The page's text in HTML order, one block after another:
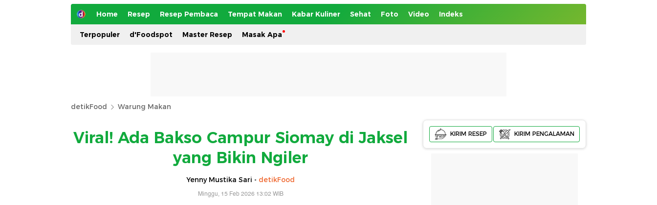
Home Resep Resep Pembaca Tempat Makan Kabar Kuliner Sehat Foto Video Indeks
Terpopuler d'Foodspot Master Resep Masak Apa
detikFood Warung Makan
Viral! Ada Bakso Campur Siomay di Jaksel
yang Bikin Ngiler
Yenny Mustika Sari - detikFood
Minggu, 15 Feb 2026 13:02 WIB
KIRIM RESEP KIRIM PENGALAMAN